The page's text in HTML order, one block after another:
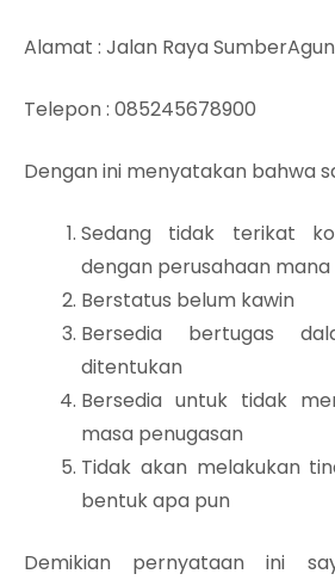
Alamat : Jalan Raya
Telepon: 085245678900
Dengan ini menyatakan bahwa
Sedang tidak terikat
dengan perusahaan mana
Berstatus belum kawin
Bersedia bertugas
ditentukan
Bersedia untuk tidak
masa penugasan
Tidak akan melakukan
bentuk apa pun
Demikian pernyataan ini